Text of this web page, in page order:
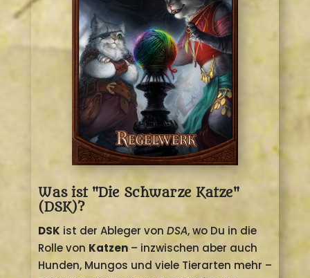
Was ist "Die Schwarze Katze"
(DSK)?
DSKist der Ableger vonDSA, wo Du in die